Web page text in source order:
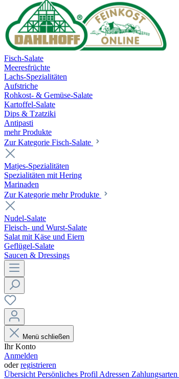
Fisch-Salate
Meeresfrüchte
Lachs-Spezialitäten
Aufstriche
Rohkost- & Gemüse-Salate
Kartoffel-Salate
Dips & Tzatziki
Antipasti
mehr Produkte
Zur Kategorie Fisch-Salate
Matjes-Spezialitäten
Spezialitäten mit Hering
Marinaden
Zur Kategorie mehr Produkte
Nudel-Salate
Fleisch- und Wurst-Salate
Salat mit Käse und Eiern
Geflügel-Salate
Saucen & Dressings
Menü schließen
Ihr Konto
Anmelden
oderregistrieren
Übersicht Persönliches Profil Adressen Zahlungsarten